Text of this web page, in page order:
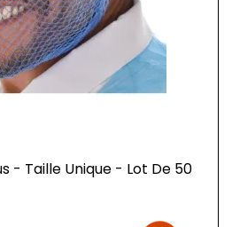
- Taille Unique - Lot De 50